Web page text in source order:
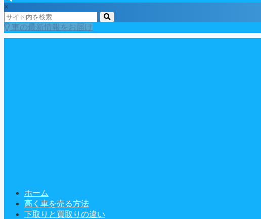
×
車の最新情報をお届け
ホーム
高く車を売る方法
下取りと買取りの違い